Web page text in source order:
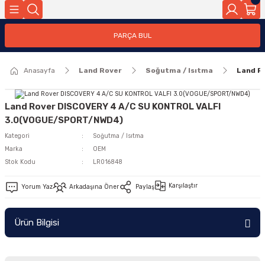
PARÇA BUL
Anasayfa Land Rover Soğutma / Isıtma Land
Land Rover DISCOVERY 4 A/C SU KONTROL VALFI
3.0(VOGUE/SPORT/NWD4)
Kategori
Soğutma / Isıtma
Marka
OEM
Stok Kodu
LR016848
Yorum Yaz Arkadaşına Öner Paylaş Karşılaştır
Ürün Bilgisi